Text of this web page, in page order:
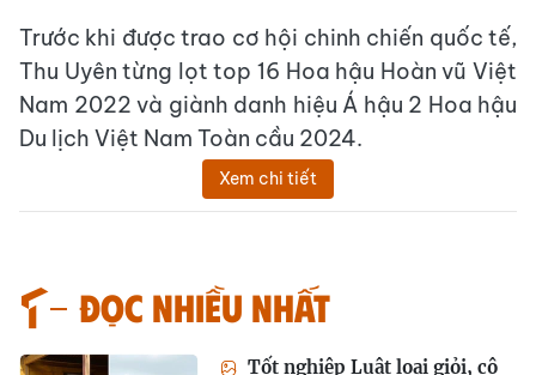
Trước khi được trao cơ hội chinh chiến quốc tế,
Thu Uyên từng lọt top 16 Hoa hậu Hoàn vũ Việt
Nam 2022 và giành danh hiệu Á hậu 2 Hoa hậu
Du lịch Việt Nam Toàn cầu 2024.
Xem chi tiết
Đọc nhiều nhất
Tốt nghiệp Luật loại giỏi, cô